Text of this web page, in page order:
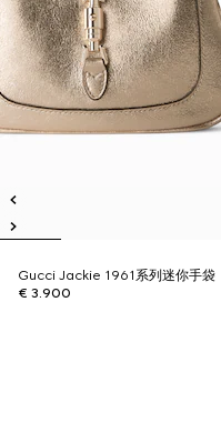
Gucci Jackie 1961系列迷你手袋
€ 3.900